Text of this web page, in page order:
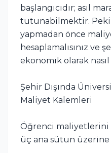
başlangıcıdır; asıl
tutunabilmektir. Peki,
yapmadan önce
hesaplamalısınız ve
ekonomik olarak
Şehir Dışında
Maliyet Kalemleri
Öğrenci
üç ana sütun